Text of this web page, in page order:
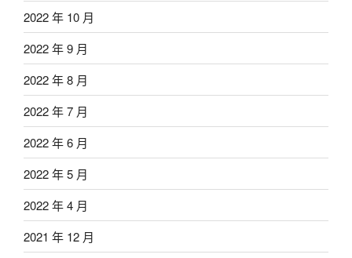
2022 年 10 月
2022 年 9 月
2022 年 8 月
2022 年 7 月
2022 年 6 月
2022 年 5 月
2022 年 4 月
2021 年 12 月